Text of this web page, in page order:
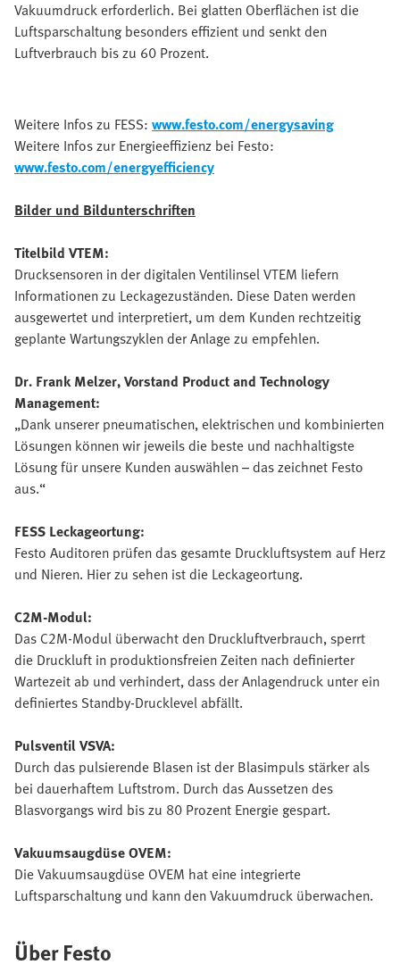
Vakuumdruck erforderlich. Bei glatten Oberflächen ist die
Luftsparschaltung besonders effizient und senkt den
Luftverbrauch bis zu 60 Prozent.
Weitere Infos zu FESS: www.festo.com/energysaving
Weitere Infos zur Energieeffizienz bei Festo:
www.festo.com/energyefficiency
Bilder und Bildunterschriften
Titelbild VTEM:
Drucksensoren in der digitalen Ventilinsel VTEM liefern
Informationen zu Leckagezuständen. Diese Daten werden
ausgewertet und interpretiert, um dem Kunden rechtzeitig
geplante Wartungszyklen der Anlage zu empfehlen.
Dr. Frank Melzer, Vorstand Product and Technology
Management:
„Dank unserer pneumatischen, elektrischen und kombinierten
Lösungen können wir jeweils die beste und nachhaltigste
Lösung für unsere Kunden auswählen – das zeichnet Festo
aus.“
FESS Leckageortung:
Festo Auditoren prüfen das gesamte Druckluftsystem auf Herz
und Nieren. Hier zu sehen ist die Leckageortung.
C2M-Modul:
Das C2M-Modul überwacht den Druckluftverbrauch, sperrt
die Druckluft in produktionsfreien Zeiten nach definierter
Wartezeit ab und verhindert, dass der Anlagendruck unter ein
definiertes Standby-Drucklevel abfällt.
Pulsventil VSVA:
Durch das pulsierende Blasen ist der Blasimpuls stärker als
bei dauerhaftem Luftstrom. Durch das Aussetzen des
Blasvorgangs wird bis zu 80 Prozent Energie gespart.
Vakuumsaugdüse OVEM:
Die Vakuumsaugdüse OVEM hat eine integrierte
Luftsparschaltung und kann den Vakuumdruck überwachen.
Über Festo